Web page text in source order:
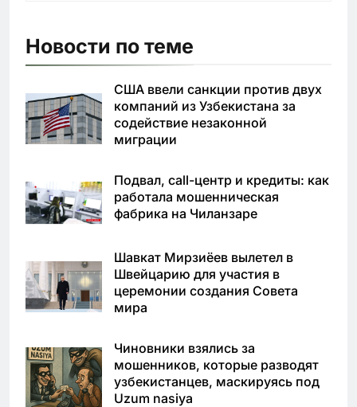
Новости по теме
США ввели санкции против двух
компаний из Узбекистана за
содействие незаконной
миграции
Подвал, call-центр и кредиты: как
работала мошенническая
фабрика на Чиланзаре
Шавкат Мирзиёев вылетел в
Швейцарию для участия в
церемонии создания Совета
мира
Чиновники взялись за
мошенников, которые разводят
узбекистанцев, маскируясь под
Uzum nasiya